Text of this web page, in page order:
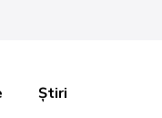
Știri